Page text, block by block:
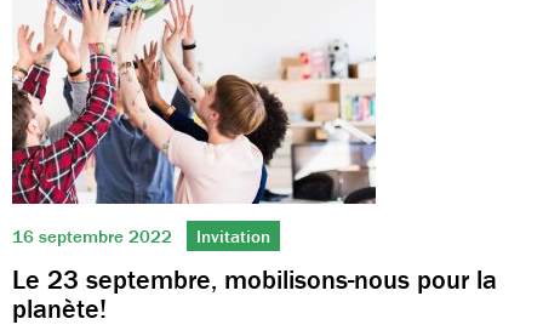
16 septembre 2022 Invitation
Le 23 septembre, mobilisons-nous pour la
planète!